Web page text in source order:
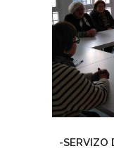
-SERVIZO